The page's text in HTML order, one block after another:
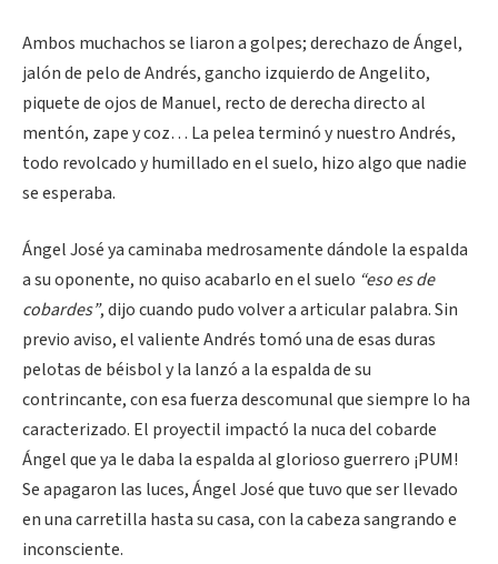
Ambos muchachos se liaron a golpes; derechazo de Ángel,
jalón de pelo de Andrés, gancho izquierdo de Angelito,
piquete de ojos de Manuel, recto de derecha directo al
mentón, zape y coz… La pelea terminó y nuestro Andrés,
todo revolcado y humillado en el suelo, hizo algo que nadie
se esperaba.
Ángel José ya caminaba medrosamente dándole la espalda
a su oponente, no quiso acabarlo en el suelo “eso es de
cobardes”, dijo cuando pudo volver a articular palabra. Sin
previo aviso, el valiente Andrés tomó una de esas duras
pelotas de béisbol y la lanzó a la espalda de su
contrincante, con esa fuerza descomunal que siempre lo ha
caracterizado. El proyectil impactó la nuca del cobarde
Ángel que ya le daba la espalda al glorioso guerrero ¡PUM!
Se apagaron las luces, Ángel José que tuvo que ser llevado
en una carretilla hasta su casa, con la cabeza sangrando e
inconsciente.